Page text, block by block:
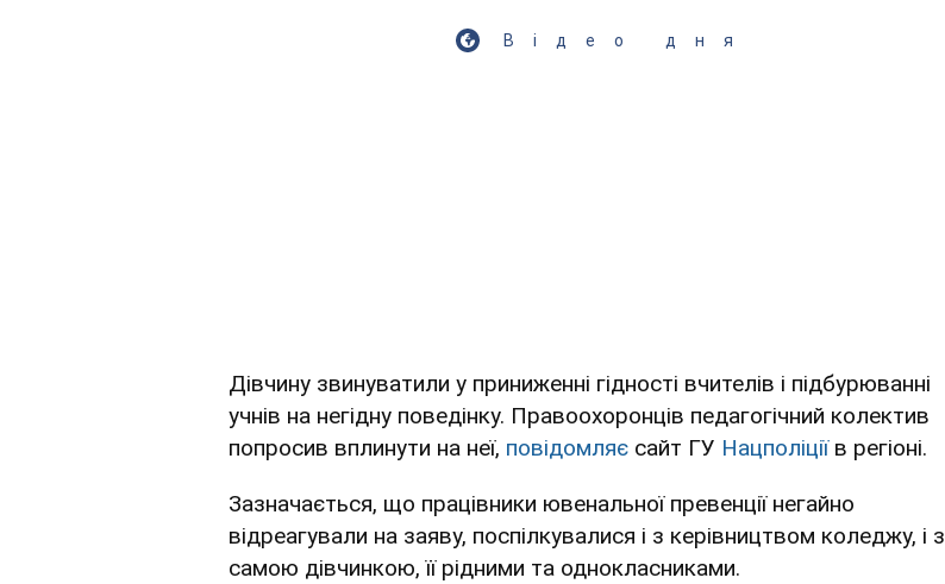
Відео дня
Дівчину звинуватили у приниженні гідності вчителів і підбурюванні
учнів на негідну поведінку. Правоохоронців педагогічний колектив
попросив вплинути на неї, повідомляє сайт ГУ Нацполіціїв регіоні.
Зазначається, що працівники ювенальної превенції негайно
відреагували на заяву, поспілкувалися і з керівництвом коледжу, і з
самою дівчинкою, її рідними та однокласниками.